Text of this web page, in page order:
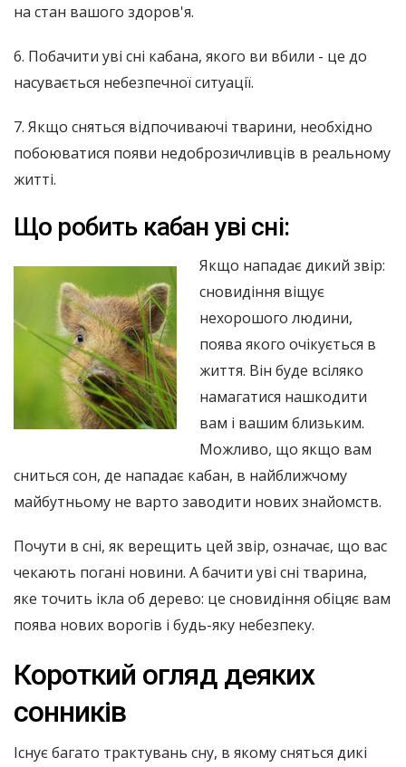
на стан вашого здоров'я.
6. Побачити уві сні кабана, якого ви вбили - це до
насувається небезпечної ситуації.
7. Якщо сняться відпочиваючі тварини, необхідно
побоюватися появи недоброзичливців в реальному
житті.
Що робить кабан уві сні:
Якщо нападає дикий звір:
сновидіння віщує
нехорошого людини,
поява якого очікується в
життя. Він буде всіляко
намагатися нашкодити
вам і вашим близьким.
Можливо, що якщо вам
сниться сон, де нападає кабан, в найближчому
майбутньому не варто заводити нових знайомств.
Почути в сні, як верещить цей звір, означає, що вас
чекають погані новини. А бачити уві сні тварина,
яке точить ікла об дерево: це сновидіння обіцяє вам
поява нових ворогів і будь-яку небезпеку.
Короткий огляд деяких
сонників
Існує багато трактувань сну, в якому сняться дикі